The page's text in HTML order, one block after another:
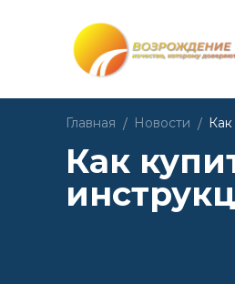
Авто с пробегом
Запчасти
Главная Новости
Как